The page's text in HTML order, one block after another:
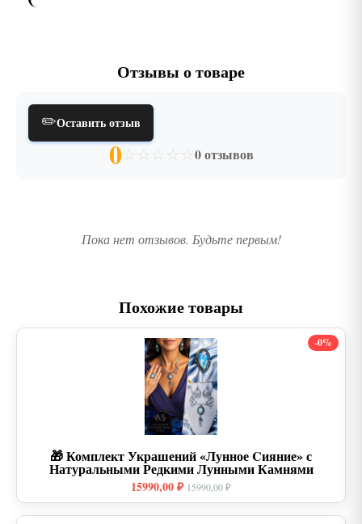
Отзывы о товаре
✏️Оставить отзыв
0☆ ☆ ☆ ☆ ☆ 0 отзывов
Пока нет отзывов. Будьте первым!
Похожие товары
-0%
🎁 Комплект Украшений «Лунное Cияние» с
Натуральными Редкими Лунными Камнями
15990,00 ₽ 15990,00 ₽